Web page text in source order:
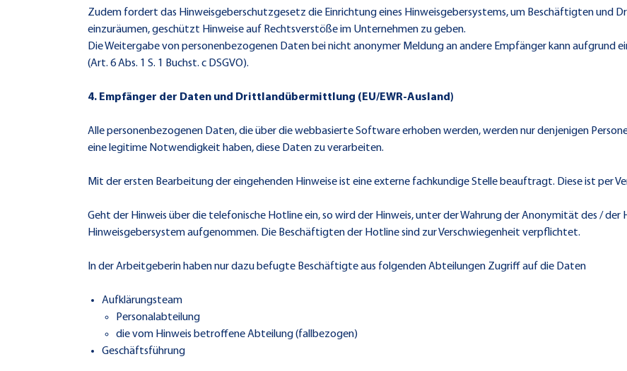
Zudem fordert das Hinweisgeberschutzgesetz die Einrichtung eines Hinweisgebersystems, um Beschäftigten und
einzuräumen, geschützt Hinweise auf Rechtsverstöße im Unternehmen zu geben.
Die Weitergabe von personenbezogenen Daten bei nicht anonymer Meldung an andere Empfänger kann aufgrund
(Art. 6 Abs. 1 S. 1 Buchst. c DSGVO).
4. Empfänger der Daten und Drittlandübermittlung (EU/EWR-Ausland)
Alle personenbezogenen Daten, die über die webbasierte Software erhoben werden, werden nur denjenigen
eine legitime Notwendigkeit haben, diese Daten zu verarbeiten.
Mit der ersten Bearbeitung der eingehenden Hinweise ist eine externe fachkundige Stelle beauftragt. Diese ist per
Geht der Hinweis über die telefonische Hotline ein, so wird der Hinweis, unter der Wahrung der Anonymität des / der
Hinweisgebersystem aufgenommen. Die Beschäftigten der Hotline sind zur Verschwiegenheit verpflichtet.
In der Arbeitgeberin haben nur dazu befugte Beschäftigte aus folgenden Abteilungen Zugriff auf die Daten
Aufklärungsteam
Personalabteilung
die vom Hinweis betroffene Abteilung (fallbezogen)
Geschäftsführung